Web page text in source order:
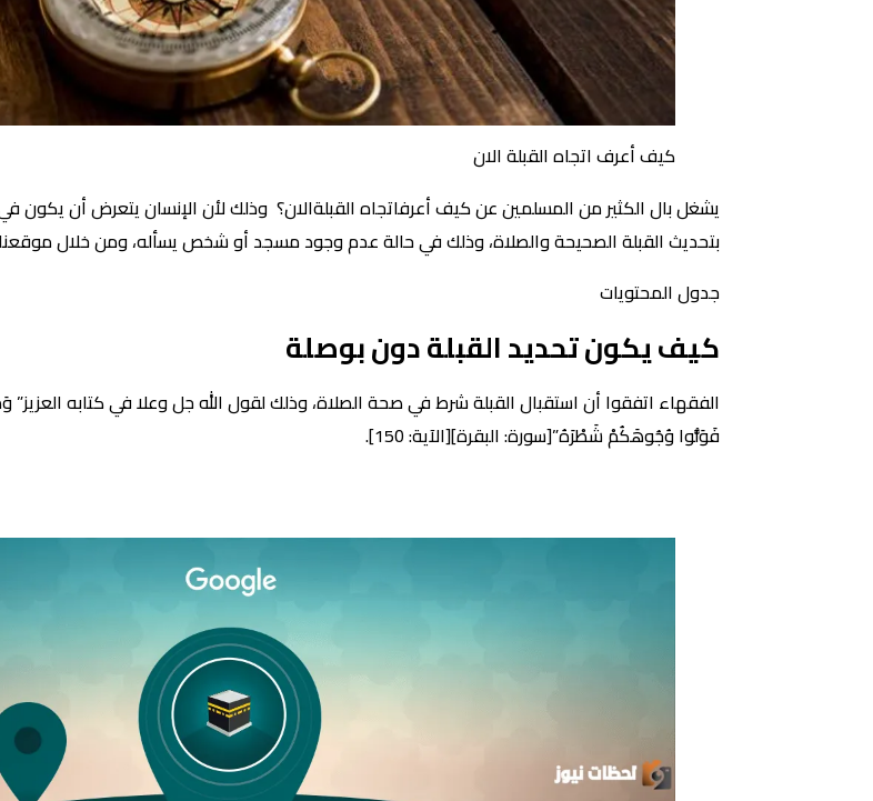
كيف أعرف اتجاه القبلة الان
يشغل بال الكثير من المسلمين عن كيف أعرفاتجاه القبلةالان؟ وذلك لأن الإنسان يتعرض أن يكون
بتحديث القبلة الصحيحة والصلاة، وذلك في حالة عدم وجود مسجد أو شخص يسأله، ومن خلال
جدول المحتويات
كيف يكون تحديد القبلة دون بوصلة
الفقهاء اتفقوا أن استقبال القبلة شرط في صحة الصلاة، وذلك لقول الله جل وعلا في كتابه
فَوَلُّوا وُجُوهَكُمْ شَطْرَهُ”[سورة: البقرة][الآية: 150].